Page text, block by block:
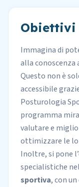
Immagina di
alla
Questo non è
accessibile
Posturologia
programma
valutare e
ottimizzare le
Inoltre, si pone
specialistiche
sportiva, con